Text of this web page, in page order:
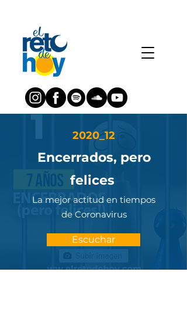
2020_12
Encerrados, pero
felices
La mejor actitud en tiempos
de Coronavirus
Escuchar